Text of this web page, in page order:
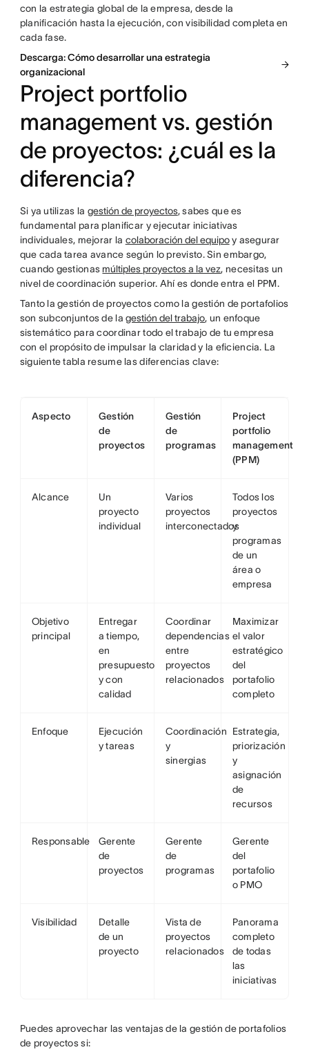
con la estrategia global de la empresa, desde la
planificación hasta la ejecución, con visibilidad completa en
cada fase.
Descarga: Cómo desarrollar una estrategia
organizacional
Project portfolio
management vs. gestión
de proyectos: ¿cuál es la
diferencia?
Si ya utilizas la gestión de proyectos, sabes que es
fundamental para planificar y ejecutar iniciativas
individuales, mejorar la colaboración del equipoy asegurar
que cada tarea avance según lo previsto. Sin embargo,
cuando gestionas múltiples proyectos a la vez, necesitas un
nivel de coordinación superior. Ahí es donde entra el PPM.
Tanto la gestión de proyectos como la gestión de portafolios
son subconjuntos de lagestión del trabajo, un enfoque
sistemático para coordinar todo el trabajo de tu empresa
con el propósito de impulsar la claridad y la eficiencia. La
siguiente tabla resume las diferencias clave:
Aspecto
Gestión
de
proyectos
Gestión
de
programas
Project
portfolio
management
(PPM)
Alcance
Un
proyecto
individual
Varios
proyectos
interconectados
Todos los
proyectos
y
programas
de un
área o
empresa
Objetivo
principal
Entregar
a tiempo,
en
presupuesto
y con
calidad
Coordinar
dependencias
entre
proyectos
relacionados
Maximizar
el valor
estratégico
del
portafolio
completo
Enfoque
Ejecución
y tareas
Coordinación
y
sinergias
Estrategia,
priorización
y
asignación
de
recursos
Responsable
Gerente
de
proyectos
Gerente
de
programas
Gerente
del
portafolio
o PMO
Visibilidad
Detalle
de un
proyecto
Vista de
proyectos
relacionados
Panorama
completo
de todas
las
iniciativas
Puedes aprovechar las ventajas de la gestión de portafolios
de proyectos si: